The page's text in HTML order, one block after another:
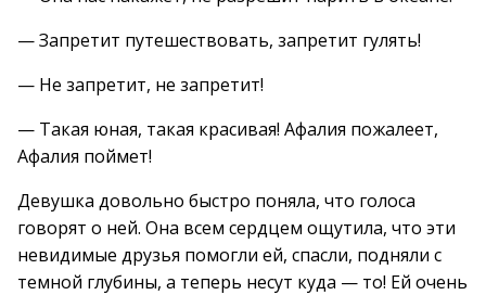
— Запретит путешествовать, запретит гулять!
— Не запретит, не запретит!
— Такая юная, такая красивая! Афалия пожалеет,
Афалия поймет!
Девушка довольно быстро поняла, что голоса
говорят о ней. Она всем сердцем ощутила, что эти
невидимые друзья помогли ей, спасли, подняли с
темной глубины, а теперь несут куда — то! Ей очень